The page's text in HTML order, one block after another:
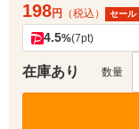
198円 （税込） セール
4.5%(7pt)
在庫あり 数量